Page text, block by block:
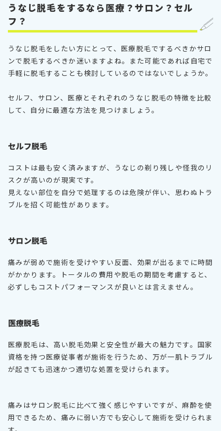
うなじ脱毛をするなら医療？サロン？セル
フ？
うなじ脱毛をしたい方にとって、医療脱毛でするべきかサロ
ンで脱毛するべきか迷いますよね。また可能であれば自宅で
手軽に脱毛することも検討しているのではないでしょうか。
セルフ、サロン、医療とそれぞれのうなじ脱毛の特徴を比較
して、自分に最適な方法を見つけましょう。
セルフ脱毛
コストは最も安く済みますが、うなじの剃り残しや怪我のリ
スクが高いのが現実です。
見えない部位を自分で処理するのは危険が伴い、思わぬトラ
ブルを招く可能性があります。
サロン脱毛
痛みが弱めで施術を受けやすい反面、効果が出るまでに時間
がかかります。トータルの費用や脱毛の期間を考慮すると、
必ずしもコストパフォーマンスが良いとは言えません。
医療脱毛
医療脱毛は、高い脱毛効果と安全性が最大の魅力です。国家
資格を持つ医療従事者が施術を行うため、万が一肌トラブル
が起きても迅速かつ適切な処置を受けられます。
痛みはサロン脱毛に比べて強く感じやすいですが、麻酔を使
用できるため、痛みに弱い方でも安心して施術を受けられま